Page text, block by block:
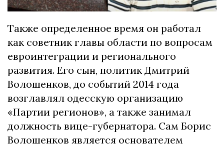
Также определенное время он работал
как советник главы области по вопросам
евроинтеграции и регионального
развития. Его сын, политик Дмитрий
Волошенков, до событий 2014 года
возглавлял одесскую организацию
«Партии регионов», а также занимал
должность вице-губернатора. Сам Борис
Волошенков является основателем